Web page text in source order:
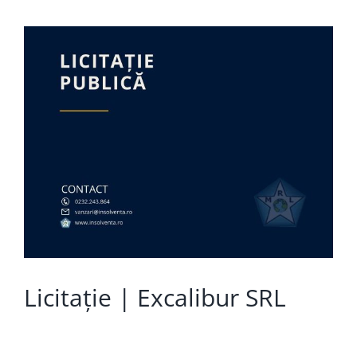
Larger
Licitație | Excalibur SRL